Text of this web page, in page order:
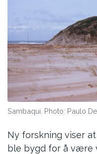
Sambaqui. Photo: Paulo
Ny forskning viser
ble bygd for å være